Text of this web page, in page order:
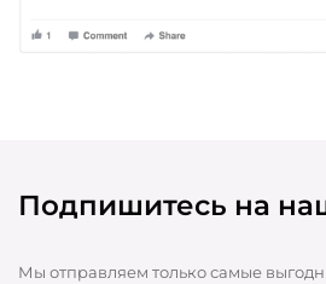
Подпишитесь на
Мы отправляем только самые